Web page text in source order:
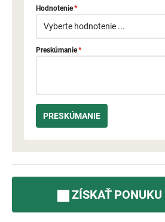
Hodnotenie*
Preskúmanie*
ZÍSKAŤ